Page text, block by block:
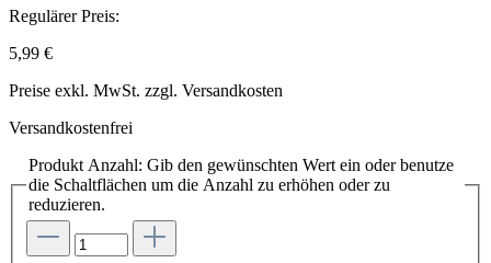
Regulärer Preis:
5,99 €
Preise exkl. MwSt. zzgl. Versandkosten
Versandkostenfrei
Produkt Anzahl: Gib den gewünschten Wert ein oder benutze
die Schaltflächen um die Anzahl zu erhöhen oder zu
reduzieren.